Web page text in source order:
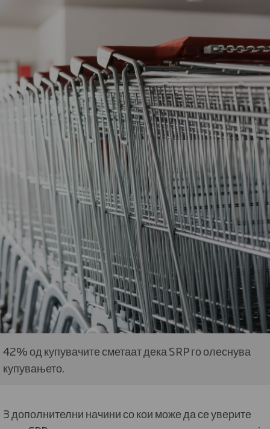
42% од купувачите сметаат дека SRP го олеснува
купувањето.
3 дополнителни начини со кои може да се уверите